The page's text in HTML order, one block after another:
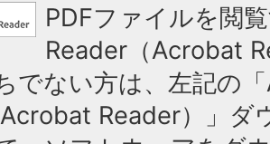
PDFファイルを閲
Reader（Acrobat
でない方は、左記の
Reader）」ダ